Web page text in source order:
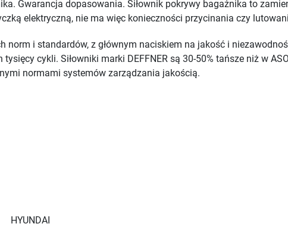
Gwarancja dopasowania. Siłownik pokrywy bagażnika to
elektryczną, nie ma więc konieczności przycinania czy
norm i standardów, z głównym naciskiem na jakość i
cykli. Siłowniki marki DEFFNER są 30-50% tańsze niż w
normami systemów zarządzania jakością.
HYUNDAI